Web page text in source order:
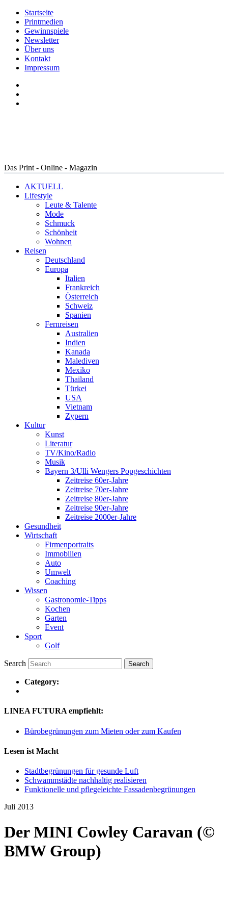
Startseite
Printmedien
Gewinnspiele
Newsletter
Über uns
Kontakt
Impressum
Das Print - Online - Magazin
AKTUELL
Lifestyle
Leute & Talente
Mode
Schmuck
Schönheit
Wohnen
Reisen
Deutschland
Europa
Italien
Frankreich
Österreich
Schweiz
Spanien
Fernreisen
Australien
Indien
Kanada
Malediven
Mexiko
Thailand
Türkei
USA
Vietnam
Zypern
Kultur
Kunst
Literatur
TV/Kino/Radio
Musik
Bayern 3/Ulli Wengers Popgeschichten
Zeitreise 60er-Jahre
Zeitreise 70er-Jahre
Zeitreise 80er-Jahre
Zeitreise 90er-Jahre
Zeitreise 2000er-Jahre
Gesundheit
Wirtschaft
Firmenportraits
Immobilien
Auto
Umwelt
Coaching
Wissen
Gastronomie-Tipps
Kochen
Garten
Event
Sport
Golf
Search
Category:
LINEA FUTURA empfiehlt:
Bürobegrünungen zum Mieten oder zum Kaufen
Lesen ist Macht
Stadtbegrünungen für gesunde Luft
Schwammstädte nachhaltig realisieren
Funktionelle und pflegeleichte Fassadenbegrünungen
Juli 2013
Der MINI Cowley Caravan (©
BMW Group)